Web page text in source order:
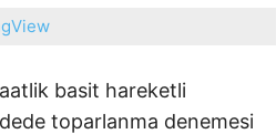
basit hareketli
toparlanma denemesi